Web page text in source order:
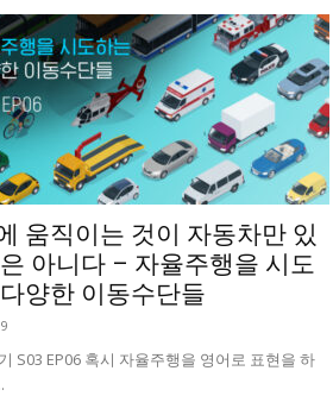
움직이는 것이 자동차만 있
아니다 – 자율주행을 시도
양한 이동수단들
S03 EP06 혹시 자율주행을 영어로 표현을 하